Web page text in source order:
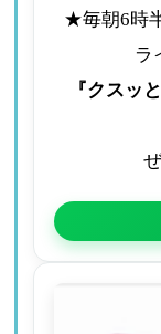
★毎朝6時
ラ
『クスッ